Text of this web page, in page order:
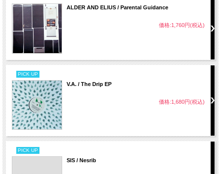
ALDER AND ELIUS / Parental Guidance
価格:1,760円(税込)
PICK UP
V.A. / The Drip EP
価格:1,680円(税込)
PICK UP
SIS / Nesrib